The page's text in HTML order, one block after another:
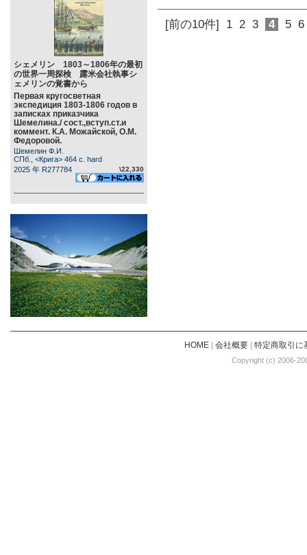
シェメリン 1803～1806年の最初
の世界一周探検 露米会社執事シ
ェメリンの覚書から
Первая кругосветная
экспедиция 1803-1806 годов в
записках приказчика
Шемелина./ сост.,вступ.ст.и
коммент. К.А. Можайской, О.М.
Федоровой.
Шемелин Ф.И.
СПб., <Крига> 464 c. hard
2025 年 R277784
\22,330
[前の10件] 1 2 3 4 5 6
HOME| 会社概要| 特定商取引に
Copyright (c) 2006-